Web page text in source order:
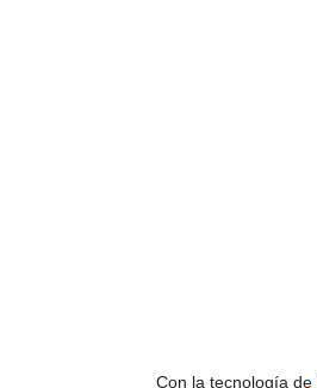
Con la tecnología de